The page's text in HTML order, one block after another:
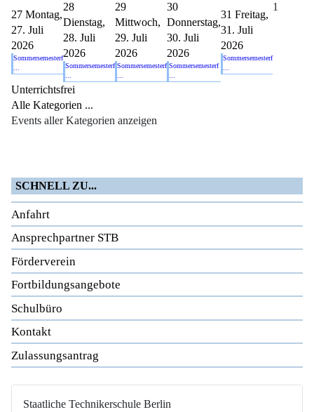
27 Montag,
27. Juli
2026
Sommersemesterf
...
28
Dienstag,
28. Juli
2026
Sommersemesterf
...
29
Mittwoch,
29. Juli
2026
Sommersemesterf
...
30
Donnerstag,
30. Juli
2026
Sommersemesterf
...
31 Freitag,
31. Juli
2026
Sommersemesterf
...
1
Unterrichtsfrei
Alle Kategorien ...
Events aller Kategorien anzeigen
SCHNELL ZU...
Anfahrt
Ansprechpartner STB
Förderverein
Fortbildungsangebote
Schulbüro
Kontakt
Zulassungsantrag
Staatliche Technikerschule Berlin